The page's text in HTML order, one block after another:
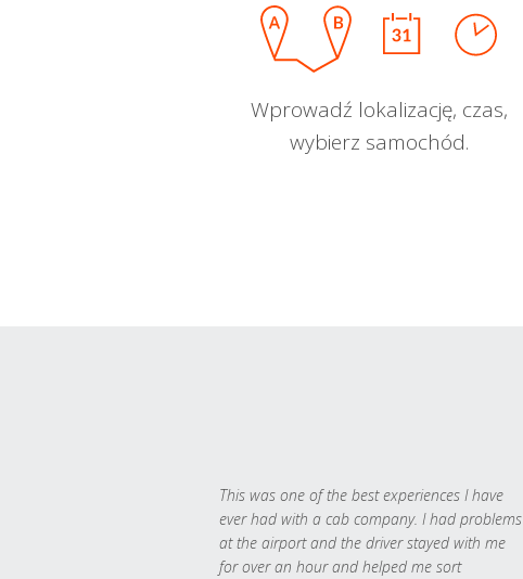
Wprowadź lokalizację, czas,
wybierz samochód.
This was one of the best experiences I have
ever had with a cab company. I had problems
at the airport and the driver stayed with me
for over an hour and helped me sort